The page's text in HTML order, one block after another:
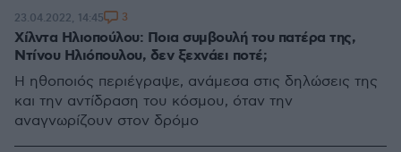
Χίλντα Ηλιοπούλου: Ποια συμβουλή του πατέρα της,
Ντίνου Ηλιόπουλου, δεν ξεχνάει ποτέ;
Η ηθοποιός περιέγραψε, ανάμεσα στις δηλώσεις της
και την αντίδραση του κόσμου, όταν την
αναγνωρίζουν στον δρόμο
23.04.2022, 14:45 3